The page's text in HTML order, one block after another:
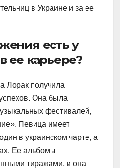
в Украине и за ее
есть у
ее карьере?
Лорак получила
Она была
фестивалей,
Певица имеет
в украинском чарте, а
Ее альбомы
тиражами, и она